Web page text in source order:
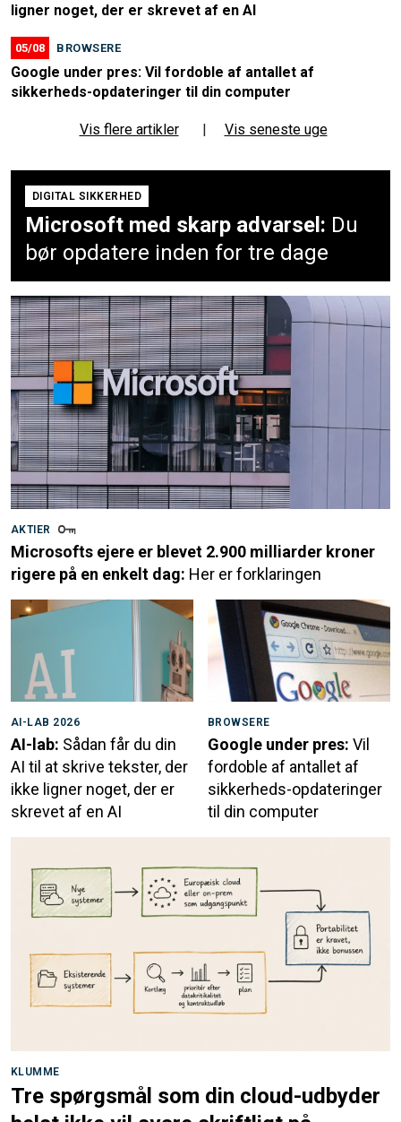
ligner noget, der er skrevet af en AI
05/08 BROWSERE
Google under pres: Vil fordoble af antallet af
sikkerheds-opdateringer til din computer
Vis flere artikler | Vis seneste uge
DIGITAL SIKKERHED
Microsoft med skarp advarsel: Du
bør opdatere inden for tre dage
AKTIER
Microsofts ejere er blevet 2.900 milliarder kroner
rigere på en enkelt dag: Her er forklaringen
AI-LAB 2026
AI-lab: Sådan får du din
AI til at skrive tekster, der
ikke ligner noget, der er
skrevet af en AI
BROWSERE
Google under pres: Vil
fordoble af antallet af
sikkerheds-opdateringer
til din computer
KLUMME
Tre spørgsmål som din cloud-udbyder